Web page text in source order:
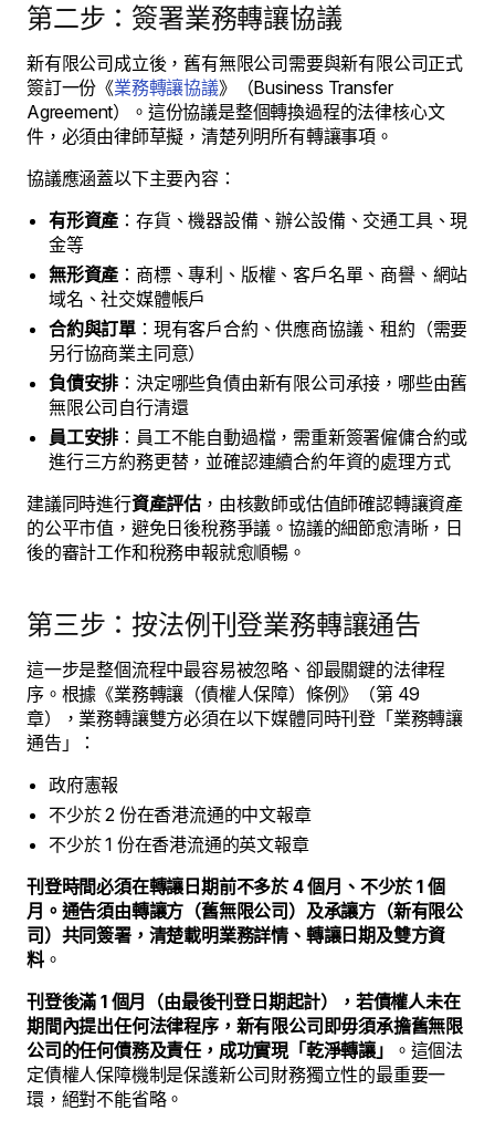
第二步：簽署業務轉讓協議
新有限公司成立後，舊有無限公司需要與新有限公司正式
簽訂一份《業務轉讓協議》（Business Transfer
Agreement）。這份協議是整個轉換過程的法律核心文
件，必須由律師草擬，清楚列明所有轉讓事項。
協議應涵蓋以下主要內容：
有形資產 ：存貨、機器設備、辦公設備、交通工具、現
金等
無形資產 ：商標、專利、版權、客戶名單、商譽、網站
域名、社交媒體帳戶
合約與訂單 ：現有客戶合約、供應商協議、租約（需要
另行協商業主同意）
負債安排 ：決定哪些負債由新有限公司承接，哪些由舊
無限公司自行清還
員工安排 ：員工不能自動過檔，需重新簽署僱傭合約或
進行三方約務更替，並確認連續合約年資的處理方式
建議同時進行資產評估 ，由核數師或估值師確認轉讓資產
的公平市值，避免日後稅務爭議。協議的細節愈清晰，日
後的審計工作和稅務申報就愈順暢。
第三步：按法例刊登業務轉讓通告
這一步是整個流程中最容易被忽略、卻最關鍵的法律程
序。根據《業務轉讓（債權人保障）條例》（第 49
章），業務轉讓雙方必須在以下媒體同時刊登「業務轉讓
通告」：
政府憲報
不少於 2 份在香港流通的中文報章
不少於 1 份在香港流通的英文報章
刊登時間必須在轉讓日期前不多於 4 個月、不少於 1 個
月。通告須由轉讓方（舊無限公司）及承讓方（新有限公
司）共同簽署，清楚載明業務詳情、轉讓日期及雙方資
料。
刊登後滿 1 個月（由最後刊登日期起計），若債權人未在
期間內提出任何法律程序，新有限公司即毋須承擔舊無限
公司的任何債務及責任，成功實現「乾淨轉讓」
。這個法
定債權人保障機制是保護新公司財務獨立性的最重要一
環，絕對不能省略。